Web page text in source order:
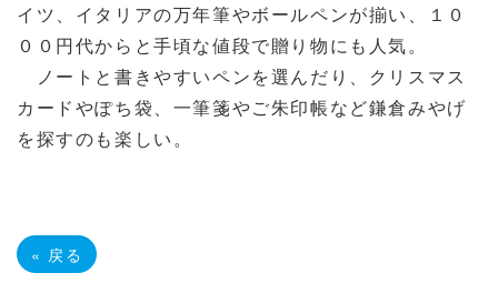
イツ、イタリアの万年筆やボールペンが揃い、１０
００円代からと手頃な値段で贈り物にも人気。
ノートと書きやすいペンを選んだり、クリスマス
カードやぽち袋、一筆箋やご朱印帳など鎌倉みやげ
を探すのも楽しい。
« 戻る